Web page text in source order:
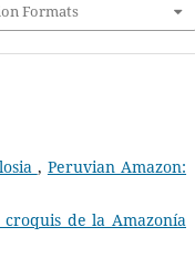
Formats
, Peruvian Amazon:
de la Amazonía